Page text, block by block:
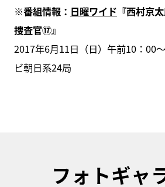
※番組情報： 日曜ワイド 『西村京
捜査官⑰』
2017年6月11日（日）午前10：00
ビ朝日系24局
フォトギャ